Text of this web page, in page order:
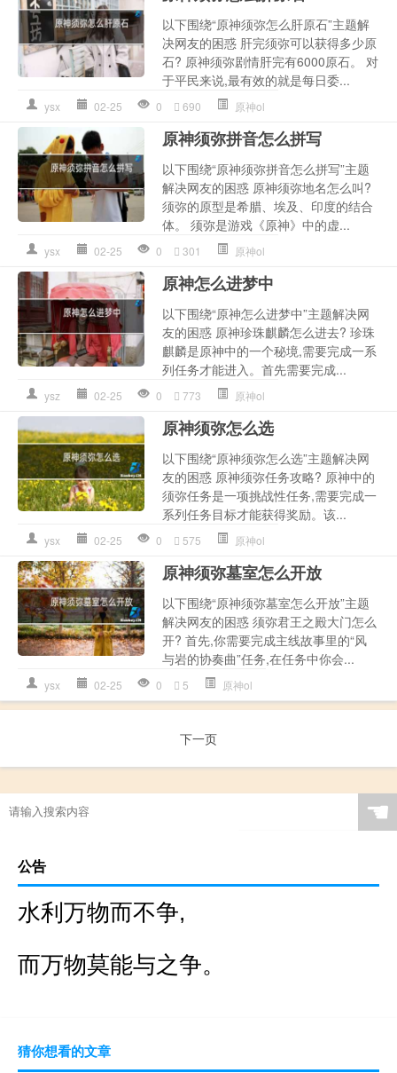
以下围绕“原神须弥怎么肝原石”主题解
决网友的困惑 肝完须弥可以获得多少原
石? 原神须弥剧情肝完有6000原石。 对
于平民来说,最有效的就是每日委...
ysx 02-25 0 690 原神ol
原神须弥拼音怎么拼写
以下围绕“原神须弥拼音怎么拼写”主题
解决网友的困惑 原神须弥地名怎么叫?
须弥的原型是希腊、埃及、印度的结合
体。 须弥是游戏《原神》中的虚...
ysx 02-25 0 301 原神ol
原神怎么进梦中
以下围绕“原神怎么进梦中”主题解决网
友的困惑 原神珍珠麒麟怎么进去? 珍珠
麒麟是原神中的一个秘境,需要完成一系
列任务才能进入。首先需要完成...
ysz 02-25 0 773 原神ol
原神须弥怎么选
以下围绕“原神须弥怎么选”主题解决网
友的困惑 原神须弥任务攻略? 原神中的
须弥任务是一项挑战性任务,需要完成一
系列任务目标才能获得奖励。该...
ysx 02-25 0 575 原神ol
原神须弥墓室怎么开放
以下围绕“原神须弥墓室怎么开放”主题
解决网友的困惑 须弥君王之殿大门怎么
开? 首先,你需要完成主线故事里的“风
与岩的协奏曲”任务,在任务中你会...
ysx 02-25 0 5 原神ol
下一页
☚
公告
水利万物而不争,
而万物莫能与之争。
猜你想看的文章